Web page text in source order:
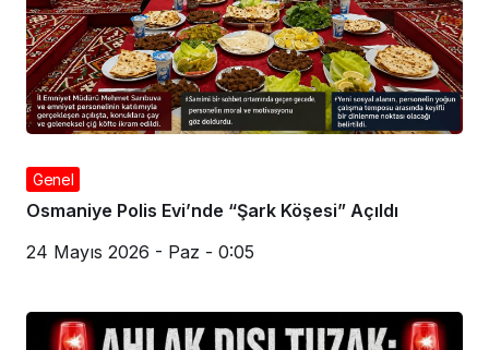
Genel
Osmaniye Polis Evi’nde “Şark Köşesi” Açıldı
24 Mayıs 2026 - Paz - 0:05